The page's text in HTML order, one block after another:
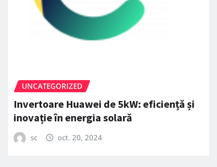
UNCATEGORIZED
Invertoare Huawei de 5kW: eficiență și
inovație în energia solară
sc oct. 20, 2024